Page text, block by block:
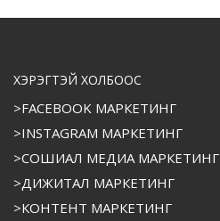
ХЭРЭГТЭЙ ХОЛБООС
>FACEBOOK МАРКЕТИНГ
>INSTAGRAM МАРКЕТИНГ
>СОШИАЛ МЕДИА МАРКЕТИНГ
>ДИЖИТАЛ МАРКЕТИНГ
>КОНТЕНТ МАРКЕТИНГ